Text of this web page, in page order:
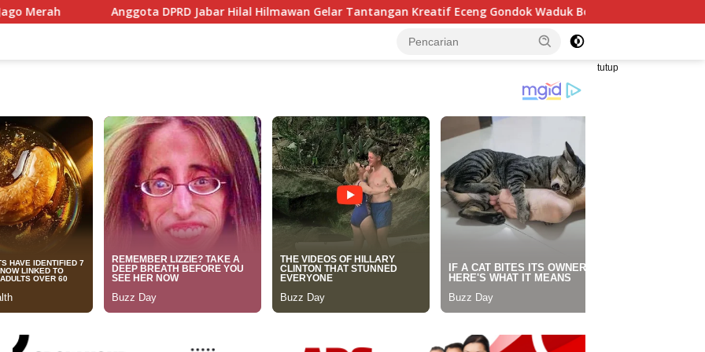
DPRD Jabar Hilal Hilmawan Gelar Tantangan Kreatif Eceng Gondok Waduk Bojongsari, Sediakan Hadiah Rp10 Juta dan
tutup